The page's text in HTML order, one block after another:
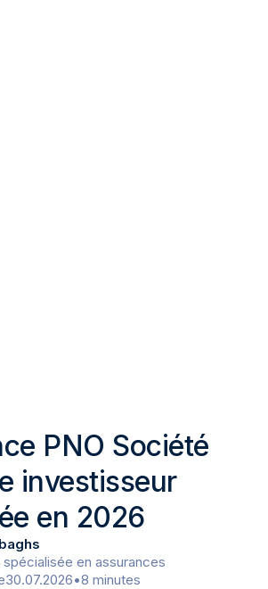
PNO Société
investisseur
en 2026
en assurances
30.07.2026•8 minutes